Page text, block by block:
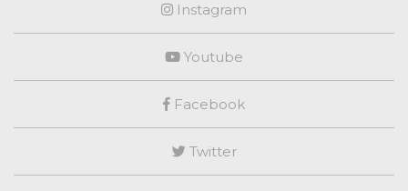
Instagram
Youtube
Facebook
Twitter